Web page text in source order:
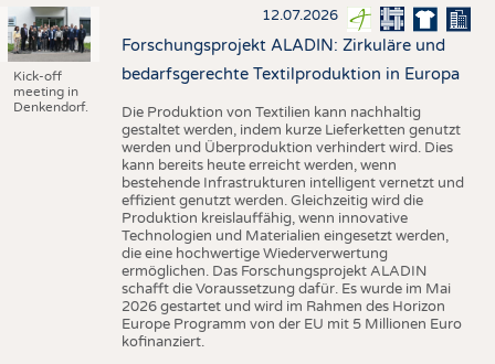
Kick-off
meeting in
Denkendorf.
12.07.2026
Forschungsprojekt ALADIN: Zirkuläre und
bedarfsgerechte Textilproduktion in Europa
Die Produktion von Textilien kann nachhaltig
gestaltet werden, indem kurze Lieferketten genutzt
werden und Überproduktion verhindert wird. Dies
kann bereits heute erreicht werden, wenn
bestehende Infrastrukturen intelligent vernetzt und
effizient genutzt werden. Gleichzeitig wird die
Produktion kreislauffähig, wenn innovative
Technologien und Materialien eingesetzt werden,
die eine hochwertige Wiederverwertung
ermöglichen. Das Forschungsprojekt ALADIN
schafft die Voraussetzung dafür. Es wurde im Mai
2026 gestartet und wird im Rahmen des Horizon
Europe Programm von der EU mit 5 Millionen Euro
kofinanziert.